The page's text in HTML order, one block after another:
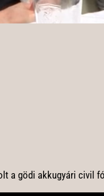
a gödi akkugyári civil